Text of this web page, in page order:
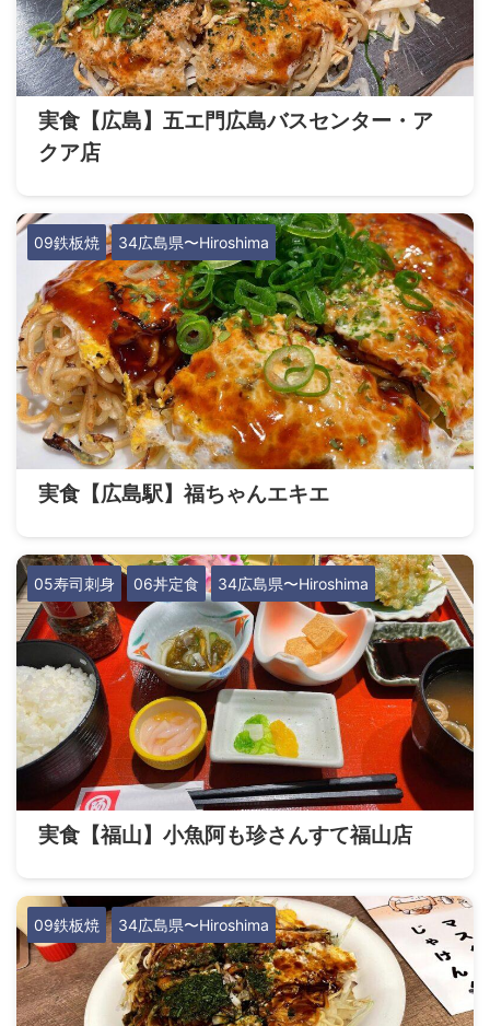
実食【広島】五エ門広島バスセンター・ア
クア店
09鉄板焼 34広島県〜Hiroshima
実食【広島駅】福ちゃんエキエ
05寿司刺身 06丼定食 34広島県〜Hiroshima
実食【福山】小魚阿も珍さんすて福山店
09鉄板焼 34広島県〜Hiroshima